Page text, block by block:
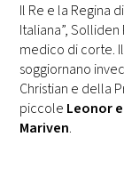
Il Re e la Regina di
Italiana”,
medico di corte. Il
soggiornano
Christian e della
piccole Leonor
Mariven.